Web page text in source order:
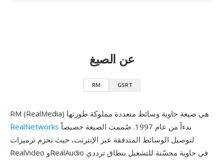
عن الصيغ
RM GSRT
RM (RealMedia) هي صيغة حاوية وسائط متعددة مملوكة طورتها
RealNetworks بدءاً من عام 1997. صُممت الصيغة خصيصاً
لتوصيل الوسائط المتدفقة عبر الإنترنت، حيث تحزم ترميزات
RealVideo وRealAudio في حاوية محسّنة للتشغيل بنطاق ترددي